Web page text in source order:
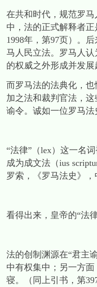
在共和时代，规范罗
中，法的正式解释者
1998年，第97页）。
马人民立法。罗马人
的权威之外形成并发
而罗马法的法典化，
加之法和裁判官法，
谕令。诚如一位罗马法
“法律”（lex）这一名
成为成文法（ius
罗索，《罗马法史》
看得出来，皇帝的“法
法的创制渊源在“君主
中有权集中；另一方
寝。（同上引书，第397